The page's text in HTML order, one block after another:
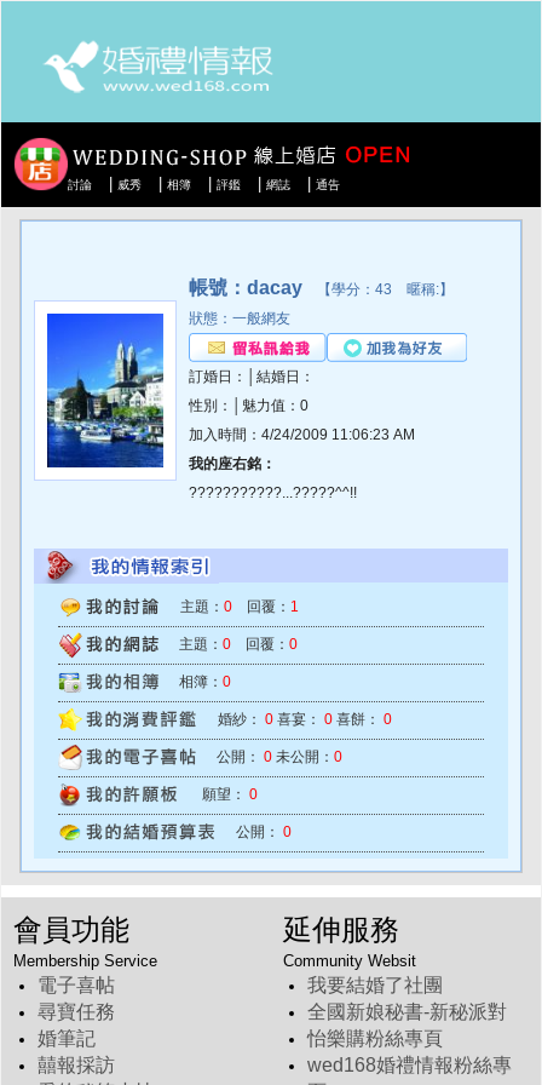
討論 威秀 相簿 評鑑 網誌 通告
帳號：dacay 【學分：43 暱稱:】
狀態：一般網友
訂婚日：│結婚日：
性別：│魅力值：0
加入時間：4/24/2009 11:06:23 AM
我的座右銘：
???????????...?????^^!!
主題： 0 回覆： 1
主題： 0 回覆： 0
相簿： 0
婚紗： 0 喜宴： 0 喜餅： 0
公開： 0 未公開： 0
願望： 0
公開： 0
會員功能
Membership Service
電子喜帖
尋寶任務
婚筆記
囍報採訪
延伸服務
Community Websit
我要結婚了社團
全國新娘秘書-新秘派對
怡樂購粉絲專頁
wed168婚禮情報粉絲專